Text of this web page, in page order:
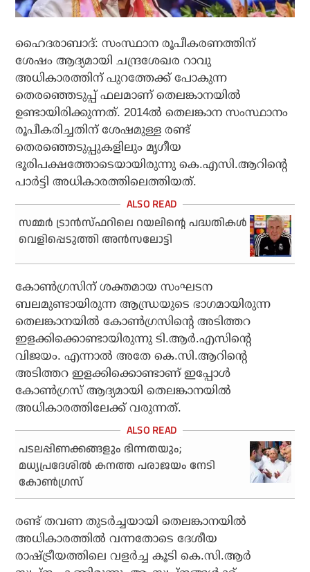
ഹൈദരാബാദ്: സംസ്ഥാന രൂപീകരണത്തിന്
ശേഷം ആദ്യമായി ചന്ദ്രശേഖര റാവു
അധികാരത്തിന് പുറത്തേക്ക് പോകുന്ന
തെരഞ്ഞെടുപ്പ് ഫലമാണ് തെലങ്കാനയില്‍
ഉണ്ടായിരിക്കുന്നത്. 2014ല്‍ തെലങ്കാന സംസ്ഥാനം
രൂപീകരിച്ചതിന് ശേഷമുള്ള രണ്ട്
തെരഞ്ഞെടുപ്പുകളിലും മൃഗീയ
ഭൂരിപക്ഷത്തോടെയായിരുന്നു കെ.എസി.ആറിന്റെ
പാര്‍ട്ടി അധികാരത്തിലെത്തിയത്.
സമ്മര്‍ ട്രാന്‍സ്ഫറിലെ റയലിന്റെ പദ്ധതികള്‍
വെളിപ്പെടുത്തി അന്‍സലോട്ടി
കോണ്‍ഗ്രസിന് ശക്തമായ സംഘടന
ബലമുണ്ടായിരുന്ന ആന്ധ്രയുടെ ഭാഗമായിരുന്ന
തെലങ്കാനയില്‍ കോണ്‍ഗ്രസിന്റെ അടിത്തറ
ഇളക്കിക്കൊണ്ടായിരുന്നു ടി.ആര്‍.എസിന്റെ
വിജയം. എന്നാല്‍ അതേ കെ.സി.ആറിന്റെ
അടിത്തറ ഇളക്കിക്കൊണ്ടാണ് ഇപ്പോള്‍
കോണ്‍ഗ്രസ് ആദ്യമായി തെലങ്കാനയില്‍
അധികാരത്തിലേക്ക് വരുന്നത്.
പടലപ്പിണക്കങ്ങളും ഭിന്നതയും;
മധ്യപ്രദേശില്‍ കനത്ത പരാജയം നേടി
കോണ്‍ഗ്രസ്
രണ്ട് തവണ തുടര്‍ച്ചയായി തെലങ്കാനയില്‍
അധികാരത്തില്‍ വന്നതോടെ ദേശീയ
രാഷ്ട്രീയത്തിലെ വളര്‍ച്ച കൂടി കെ.സി.ആര്‍